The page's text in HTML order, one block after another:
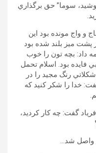
سوما” حق برگذاري
و واج مونده بود اين
پشت ميز بلند شده بود
داد: بچه تون را خوب
فايده بود. اسلام تحمل
رنگ مجيد را در
خدا را شکر کنيد که
گفت: چه کار کرديد،
واصل شد…